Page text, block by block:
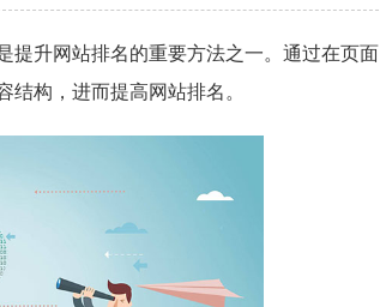
提升网站排名的重要方法之一。通过在页面
构，进而提高网站排名。